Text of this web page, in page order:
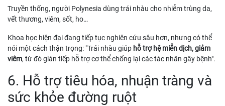
Truyền thống, người Polynesia dùng trái nhàu cho nhiễm trùng da,
vết thương, viêm, sốt, ho…
Khoa học hiện đại đang tiếp tục nghiên cứu sâu hơn, nhưng có thể
nói một cách thận trọng: "Trái nhàu giúp hỗ trợ hệ miễn dịch, giảm
viêm, từ đó gián tiếp hỗ trợ cơ thể chống lại các tác nhân gây bệnh".
6. Hỗ trợ tiêu hóa, nhuận tràng và
sức khỏe đường ruột